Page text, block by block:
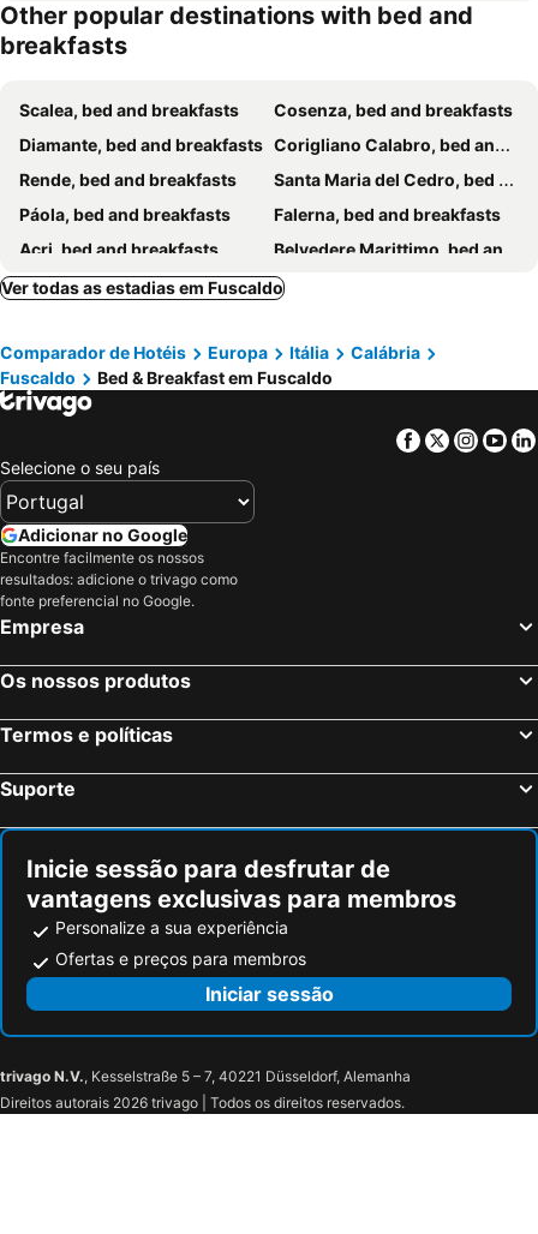
Other popular destinations with bed and
breakfasts
Scalea, bed and breakfasts
Cosenza, bed and breakfasts
Diamante, bed and breakfasts Corigliano Calabro, bed and breakfasts
Rende, bed and breakfasts
Santa Maria del Cedro, bed and breakfasts
Páola, bed and breakfasts
Falerna, bed and breakfasts
Acri, bed and breakfasts
Belvedere Marittimo, bed and breakfasts
Sangineto, bed and breakfasts
Rose, bed and breakfasts
Maierà, bed and breakfasts
Montalto Uffugo, bed and breakfasts
San Demetrio Corone, bed and breakfasts
Cetraro, bed and breakfasts
Cirella, bed and breakfasts
Castrovillari, bed and breakfasts
Longobucco, bed and breakfasts
Carpanzano, bed and breakfasts
Bonifati, bed and breakfasts
San Marco Argentano, bed and breakfasts
Marano Marchesato, bed and breakfasts
Campora san Giovanni, bed and breakfasts
Morano Calabro, bed and breakfasts
Rogliano, bed and breakfasts
Mendicino, bed and breakfasts
Carolei, bed and breakfasts
Lungro, bed and breakfasts
Buonvicino, bed and breakfasts
Ver todas as estadias em Fuscaldo
Comparador de Hotéis Europa Itália
Calábria
Fuscaldo
Bed & Breakfast em Fuscaldo
Facebook
Twitter
Selecione o seu país
Adicionar no Google
Encontre facilmente os nossos
resultados: adicione o trivago como
fonte preferencial no Google.
Empresa
Os nossos produtos
Termos e políticas
Suporte
Inicie sessão para desfrutar de
vantagens exclusivas para membros
Personalize a sua experiência
Ofertas e preços para membros
Iniciar sessão
trivago N.V., Kesselstraße 5 – 7, 40221 Düsseldorf, Alemanha
Direitos autorais 2026 trivago | Todos os direitos reservados.